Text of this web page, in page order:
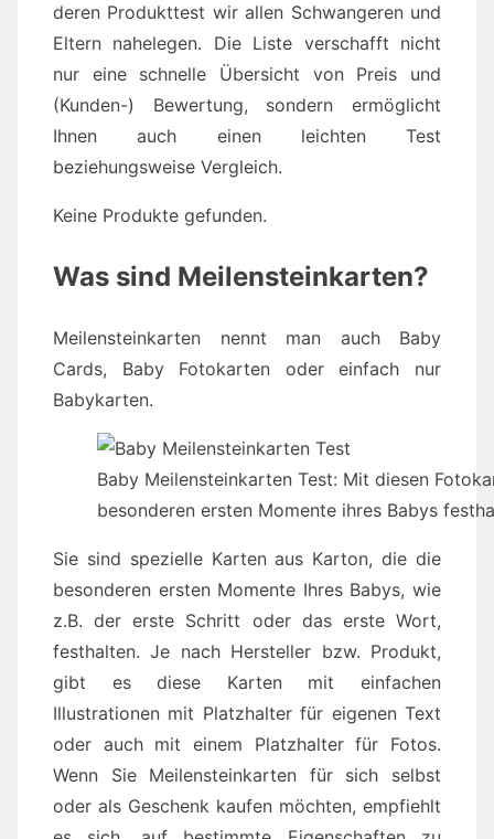
deren Produkttest wir allen Schwangeren und
Eltern nahelegen. Die Liste verschafft nicht
nur eine schnelle Übersicht von Preis und
(Kunden-) Bewertung, sondern ermöglicht
Ihnen auch einen leichten Test
beziehungsweise Vergleich.
Keine Produkte gefunden.
Was sind Meilensteinkarten?
Meilensteinkarten nennt man auch Baby
Cards, Baby Fotokarten oder einfach nur
Babykarten.
Baby Meilensteinkarten Test: Mit diesen
besonderen ersten Momente ihres Babys
Sie sind spezielle Karten aus Karton, die die
besonderen ersten Momente Ihres Babys, wie
z.B. der erste Schritt oder das erste Wort,
festhalten. Je nach Hersteller bzw. Produkt,
gibt es diese Karten mit einfachen
Illustrationen mit Platzhalter für eigenen Text
oder auch mit einem Platzhalter für Fotos.
Wenn Sie Meilensteinkarten für sich selbst
oder als Geschenk kaufen möchten, empfiehlt